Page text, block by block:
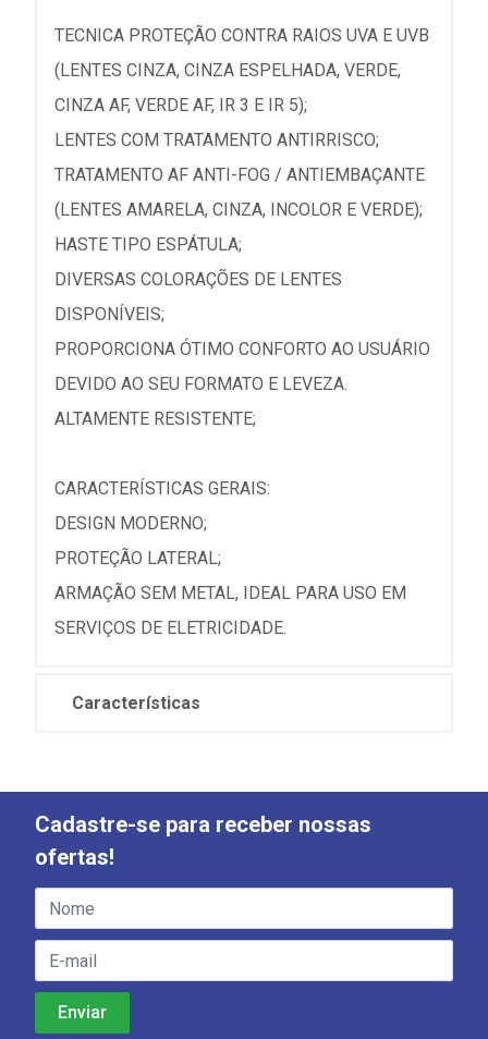
TECNICA PROTEÇÃO CONTRA RAIOS UVA E UVB
(LENTES CINZA, CINZA ESPELHADA, VERDE,
CINZA AF, VERDE AF, IR 3 E IR 5);
LENTES COM TRATAMENTO ANTIRRISCO;
TRATAMENTO AF ANTI-FOG / ANTIEMBAÇANTE
(LENTES AMARELA, CINZA, INCOLOR E VERDE);
HASTE TIPO ESPÁTULA;
DIVERSAS COLORAÇÕES DE LENTES
DISPONÍVEIS;
PROPORCIONA ÓTIMO CONFORTO AO USUÁRIO
DEVIDO AO SEU FORMATO E LEVEZA.
ALTAMENTE RESISTENTE;
CARACTERÍSTICAS GERAIS:
DESIGN MODERNO;
PROTEÇÃO LATERAL;
ARMAÇÃO SEM METAL, IDEAL PARA USO EM
SERVIÇOS DE ELETRICIDADE.
Características
Cadastre-se para receber nossas
ofertas!